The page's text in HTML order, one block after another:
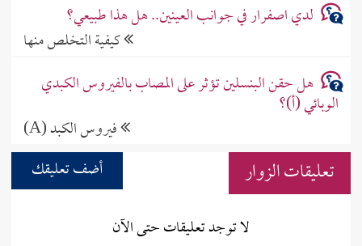
لدي اصفرار في جوانب العينين.. هل هذا طبيعي؟
كيفية التخلص منها
هل حقن البنسلين تؤثر على المصاب بالفيروس الكبدي
الوبائي (أ)؟
فيروس الكبد (A)
تعليقات الزوار
أضف تعليقك
لا توجد تعليقات حتى الآن